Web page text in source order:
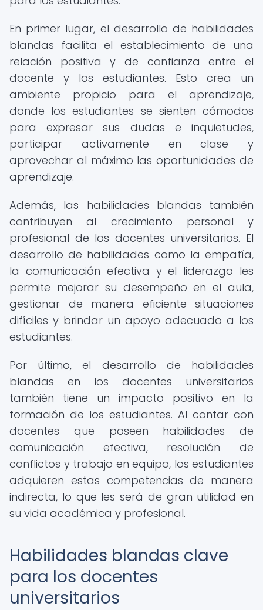
En primer lugar, el desarrollo de habilidades
blandas facilita el establecimiento de una
relación positiva y de confianza entre el
docente y los estudiantes. Esto crea un
ambiente propicio para el aprendizaje,
donde los estudiantes se sienten cómodos
para expresar sus dudas e inquietudes,
participar activamente en clase y
aprovechar al máximo las oportunidades de
aprendizaje.
Además, las habilidades blandas también
contribuyen al crecimiento personal y
profesional de los docentes universitarios. El
desarrollo de habilidades como la empatía,
la comunicación efectiva y el liderazgo les
permite mejorar su desempeño en el aula,
gestionar de manera eficiente situaciones
difíciles y brindar un apoyo adecuado a los
estudiantes.
Por último, el desarrollo de habilidades
blandas en los docentes universitarios
también tiene un impacto positivo en la
formación de los estudiantes. Al contar con
docentes que poseen habilidades de
comunicación efectiva, resolución de
conflictos y trabajo en equipo, los estudiantes
adquieren estas competencias de manera
indirecta, lo que les será de gran utilidad en
su vida académica y profesional.
Habilidades blandas clave
para los docentes
universitarios